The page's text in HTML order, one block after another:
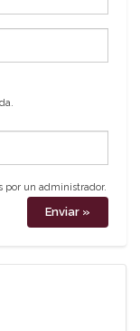
por un administrador.